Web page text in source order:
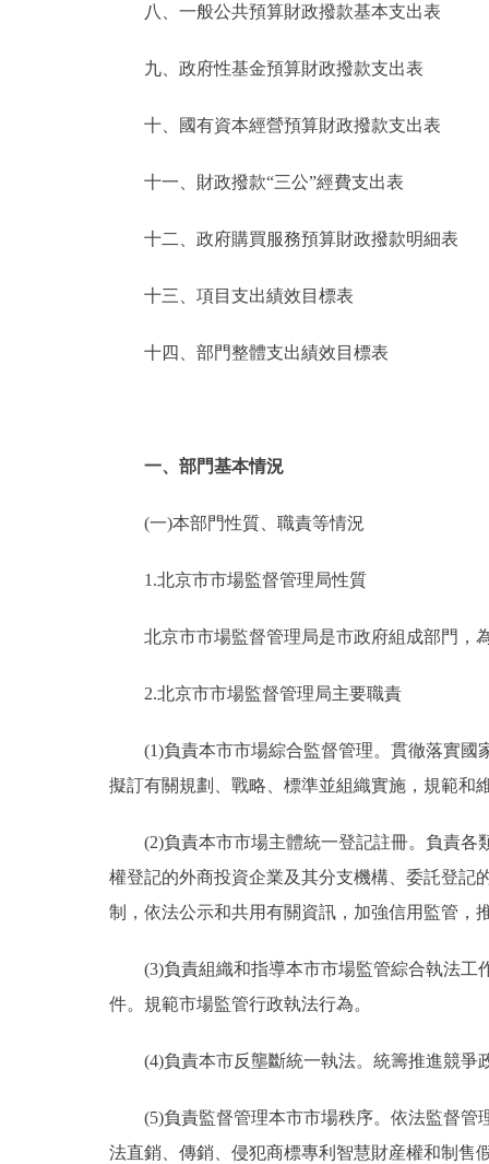
八、一般公共預算財政撥款基本支出表
九、政府性基金預算財政撥款支出表
十、國有資本經營預算財政撥款支出表
十一、財政撥款“三公”經費支出表
十二、政府購買服務預算財政撥款明細表
十三、項目支出績效目標表
十四、部門整體支出績效目標表
一、部門基本情況
(一)本部門性質、職責等情況
1.北京市市場監督管理局性質
北京市市場監督管理局是市政府組成部門，為
2.北京市市場監督管理局主要職責
(1)負責本市市場綜合監督管理。貫徹落實國
擬訂有關規劃、戰略、標準並組織實施，規範和
(2)負責本市市場主體統一登記註冊。負責各
權登記的外商投資企業及其分支機構、委託登記
制，依法公示和共用有關資訊，加強信用監管，
(3)負責組織和指導本市市場監管綜合執法工
件。規範市場監管行政執法行為。
(4)負責本市反壟斷統一執法。統籌推進競爭
(5)負責監督管理本市市場秩序。依法監督管
法直銷、傳銷、侵犯商標專利智慧財産權和制售